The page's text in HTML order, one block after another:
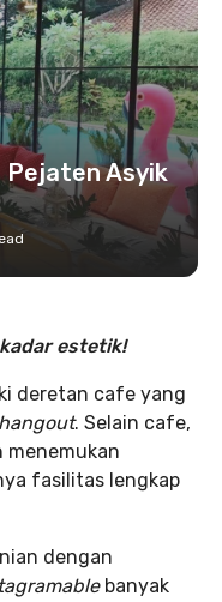
Pejaten Asyik
estetik!
deretan cafe yang
hangout. Selain cafe,
menemukan
fasilitas lengkap
dengan
banyak